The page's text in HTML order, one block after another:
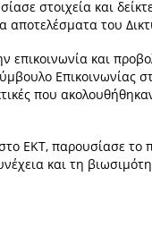
στοιχεία και
αποτελέσματα του
επικοινωνία και
Επικοινωνίας
που
ΕΚΤ, παρουσίασε το
και τη